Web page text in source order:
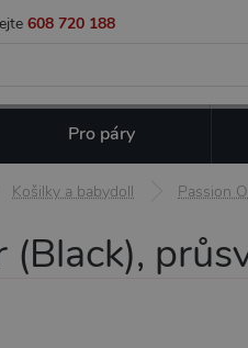
608 720 188
Pro páry
Košilky a babydoll Passion
(Black),